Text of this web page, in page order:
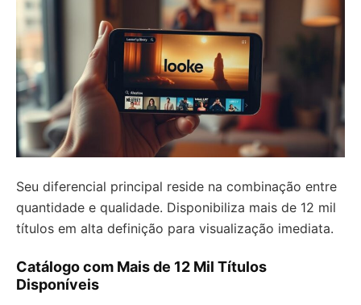
Seu diferencial principal reside na combinação entre
quantidade e qualidade. Disponibiliza mais de 12 mil
títulos em alta definição para visualização imediata.
Catálogo com Mais de 12 Mil Títulos
Disponíveis